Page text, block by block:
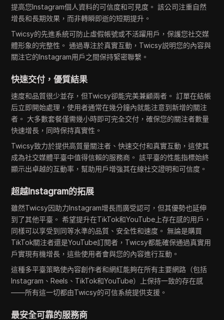
提高您Instagram個人資料的可信度和可見度。 該公司注重自然
增長和長期效果，而非轉瞬即逝的短期提升。
Twicsy的先進系統可防止虛假帳號或不活躍用戶，保護您社交媒
體形象的完整性。 通過專注於真實互動，Twicsy説明您的內容與
關注它的Instagram用戶之間保持緊密聯繫。
快速交付，優質結果
速度和品質很少並存，但Twicsy卻能完美兼顧兩者。 訂單在結帳
后立即開始處理，使用者通常在幾分鐘內就能注意到新增的關注
者。 大多數套餐僅需幾小時即可完全交付，確保您的關注者數量
快速增長，同時保持真實性。
Twicsy致力於提供高質量關注者、快速交付和真實互動，這使其
成為社交媒體平臺中值得信賴的服務商。 該平臺的性能指標始終
顯示出卓越的互動率，幫助用戶增強其在線社交證明和可信度。
超越Instagram的拓展
雖然Twicsy因助力Instagram增長而廣受認可，但其優勢也延伸
到了其他平臺。 希望提升在TikTok和YouTube上存在感的用戶，
同樣可以享受到同等水準的品質、安全性和速度。 無論是購買
TikTok關注者還是YouTube訂閱者，Twicsy都能確保通過真實用
戶實現有機增長，這些使用者會與您的內容進行互動。
這種多平臺策略使內容創作者和網紅能夠在所有主要網路（包括
Instagram、Reels、TikTok和YouTube）上保持一致的存在感
——所有這一切都由Twicsy的可信系統提供支援。
最安全可靠的服務商